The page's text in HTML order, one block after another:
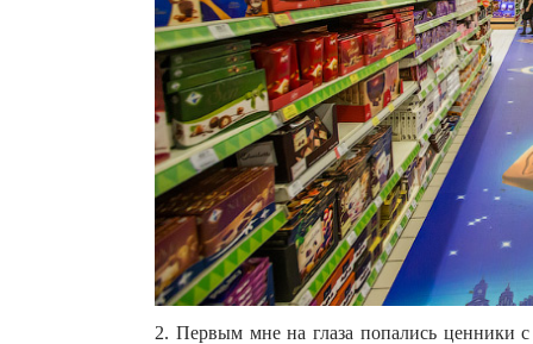
2. Первым мне на глаза попались ценники